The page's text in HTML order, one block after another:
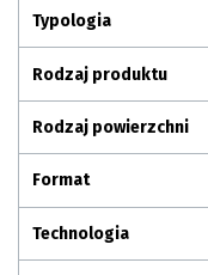
Typologia
Rodzaj produktu
Rodzaj powierzchni
Format
Technologia